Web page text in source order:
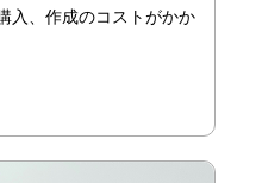
入、作成のコストがかか